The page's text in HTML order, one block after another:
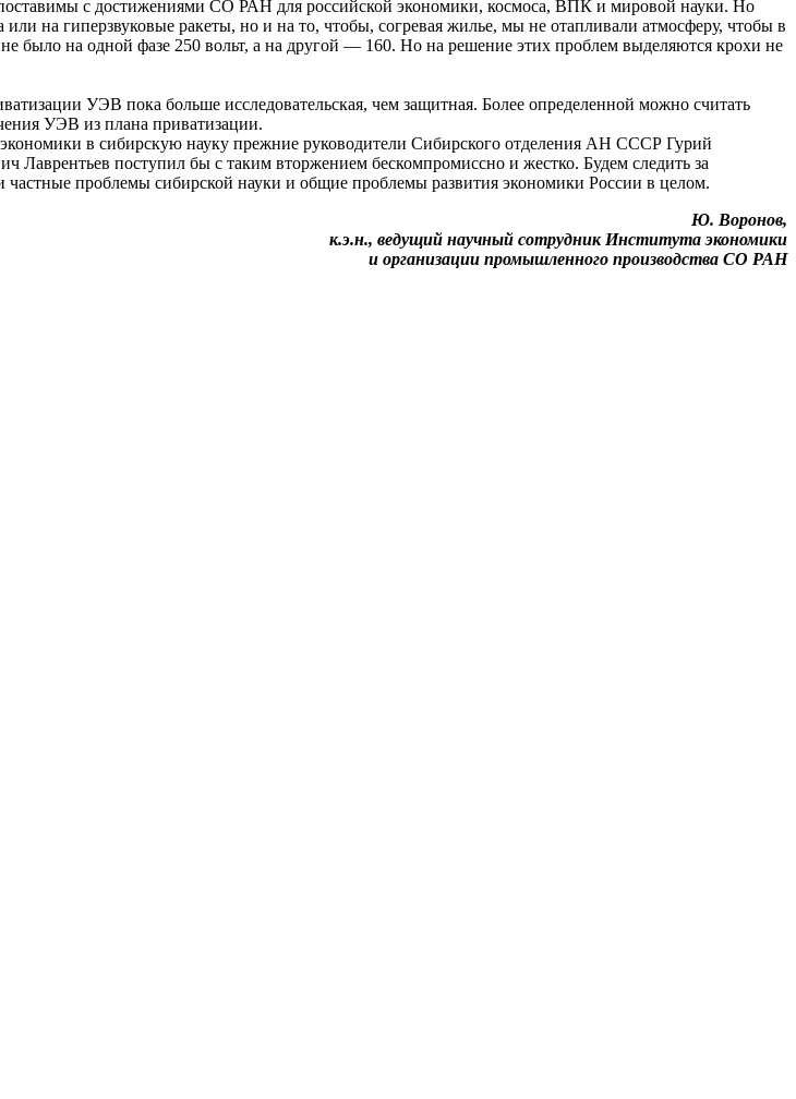
с достижениями СО РАН для российской экономики, космоса, ВПК и мировой науки. Но
на гиперзвуковые ракеты, но и на то, чтобы, согревая жилье, мы не отапливали атмосферу, чтобы в
было на одной фазе 250 вольт, а на другой — 160. Но на решение этих проблем выделяются крохи не
УЭВ пока больше исследовательская, чем защитная. Более определенной можно считать
УЭВ из плана приватизации.
в сибирскую науку прежние руководители Сибирского отделения АН СССР Гурий
поступил бы с таким вторжением бескомпромиссно и жестко. Будем следить за
проблемы сибирской науки и общие проблемы развития экономики России в целом.
Ю. Воронов,
к.э.н., ведущий научный сотрудник Института экономики
и организации промышленного производства СО РАН